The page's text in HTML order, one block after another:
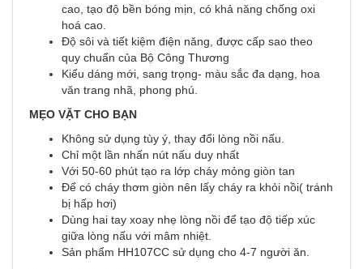
cao, tạo độ bền bóng mịn, có khả năng chống oxi
hoá cao.
Độ sôi và tiết kiệm điện năng, được cấp sao theo
quy chuẩn của Bộ Công Thương
Kiểu dáng mới, sang trọng- màu sắc đa dạng, hoa
văn trang nhã, phong phú.
MẸO VẶT CHO BẠN
Không sử dụng tùy ý, thay đổi lòng nồi nấu.
Chỉ một lần nhấn nút nấu duy nhất
Với 50-60 phút tạo ra lớp cháy mỏng giòn tan
Để có cháy thơm giòn nên lấy cháy ra khỏi nồi( tránh
bị hấp hơi)
Dùng hai tay xoay nhẹ lòng nồi để tạo độ tiếp xúc
giữa lòng nấu với mâm nhiệt.
Sản phẩm HH107CC sử dụng cho 4-7 người ăn.